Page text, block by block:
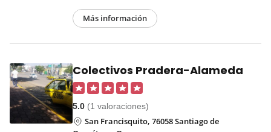
Más información
Colectivos Pradera-Alameda
5.0 (1 valoraciones)
San Francisquito, 76058 Santiago de